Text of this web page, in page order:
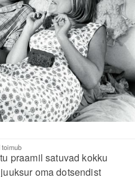
toimub
praamil satuvad kokku
oma dotsendist